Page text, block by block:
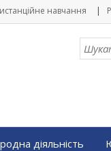
навчання
діяльність